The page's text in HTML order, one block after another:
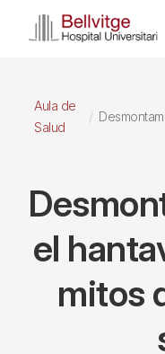
Aula de
Salud
Desmontamitos
el
mitos